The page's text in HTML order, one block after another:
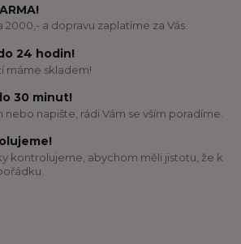
a dopravu zaplatíme za Vás.
24 hodin!
máme skladem!
30 minut!
nebo napište, rádi Vám se vším poradíme.
kontrolujeme, abychom měli jistotu, že k